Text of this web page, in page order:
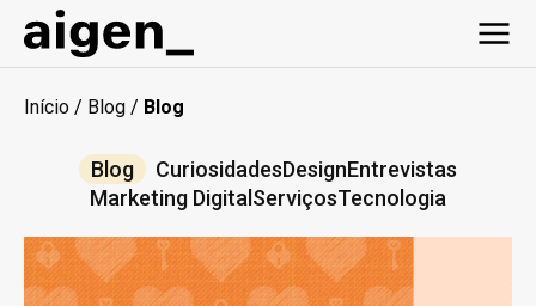
Início / Blog / Blog
Blog CuriosidadesDesignEntrevistas
Marketing Digital ServiçosTecnologia